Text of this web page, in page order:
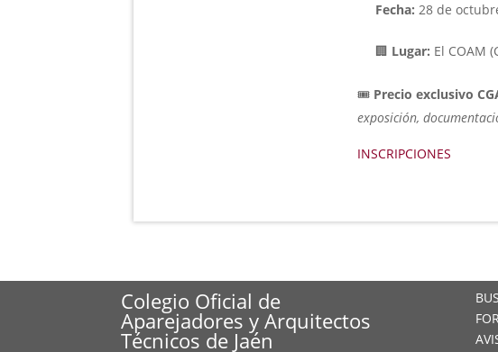
Fecha: 28 de
🏢 Lugar: El COAM
🎟️ Precio exclusivo
exposición,
INSCRIPCIONES
Colegio Oficial de
Aparejadores y Arquitectos
Técnicos de Jaén